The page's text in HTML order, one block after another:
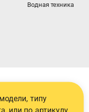
Водная техника
типу